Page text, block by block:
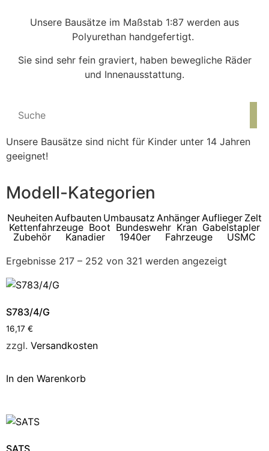
Unsere Bausätze im Maßstab 1:87 werden aus
Polyurethan handgefertigt.
Sie sind sehr fein graviert, haben bewegliche Räder
und Innenausstattung.
Unsere Bausätze sind nicht für Kinder unter 14 Jahren
geeignet!
Modell-Kategorien
Neuheiten Aufbauten Umbausatz Anhänger Auflieger Zelt
Kettenfahrzeuge Boot Bundeswehr Kran Gabelstapler
Zubehör
Kanadier 1940er Fahrzeuge
USMC
Ergebnisse 217 – 252 von 321 werden angezeigt
S783/4/G
16,17 €
zzgl. Versandkosten
In den Warenkorb
SATS